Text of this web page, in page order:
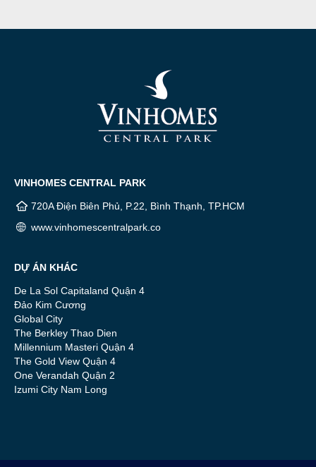
VINHOMES CENTRAL PARK
720A Điện Biên Phủ, P.22, Bình Thạnh, TP.HCM
www.vinhomescentralpark.co
DỰ ÁN KHÁC
De La Sol Capitaland Quận 4
Đảo Kim Cương
Global City
The Berkley Thao Dien
Millennium Masteri Quận 4
The Gold View Quận 4
One Verandah Quận 2
Izumi City Nam Long